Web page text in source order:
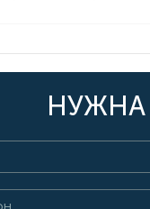
НУЖНА